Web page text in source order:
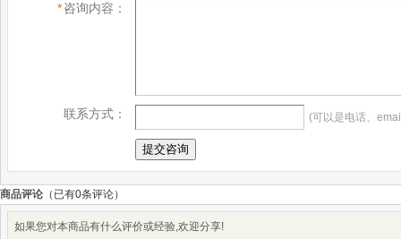
*咨询内容：
联系方式： (可以是电话、
商品评论 （已有0条评论）
如果您对本商品有什么评价或经验,欢迎分享!